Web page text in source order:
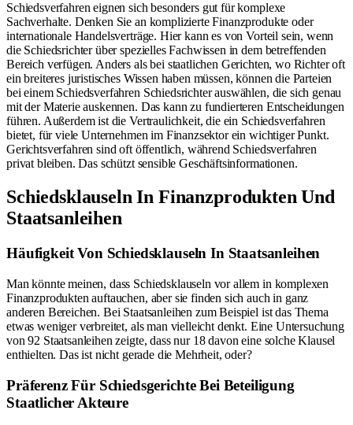
Schiedsverfahren eignen sich besonders gut für komplexe
Sachverhalte. Denken Sie an komplizierte Finanzprodukte oder
internationale Handelsverträge. Hier kann es von Vorteil sein, wenn
die Schiedsrichter über spezielles Fachwissen in dem betreffenden
Bereich verfügen. Anders als bei staatlichen Gerichten, wo Richter oft
ein breiteres juristisches Wissen haben müssen, können die Parteien
bei einem Schiedsverfahren Schiedsrichter auswählen, die sich genau
mit der Materie auskennen. Das kann zu fundierteren Entscheidungen
führen. Außerdem ist die Vertraulichkeit, die ein Schiedsverfahren
bietet, für viele Unternehmen im Finanzsektor ein wichtiger Punkt.
Gerichtsverfahren sind oft öffentlich, während Schiedsverfahren
privat bleiben. Das schützt sensible Geschäftsinformationen.
Schiedsklauseln In Finanzprodukten Und
Staatsanleihen
Häufigkeit Von Schiedsklauseln In Staatsanleihen
Man könnte meinen, dass Schiedsklauseln vor allem in komplexen
Finanzprodukten auftauchen, aber sie finden sich auch in ganz
anderen Bereichen. Bei Staatsanleihen zum Beispiel ist das Thema
etwas weniger verbreitet, als man vielleicht denkt. Eine Untersuchung
von 92 Staatsanleihen zeigte, dass nur 18 davon eine solche Klausel
enthielten. Das ist nicht gerade die Mehrheit, oder?
Präferenz Für Schiedsgerichte Bei Beteiligung
Staatlicher Akteure